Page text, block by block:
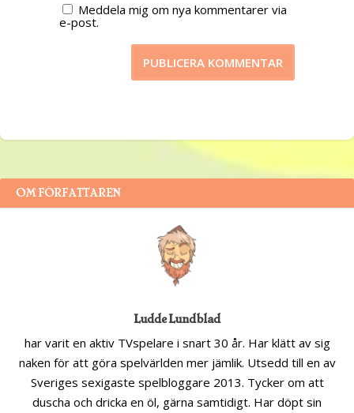
Meddela mig om nya kommentarer via
e-post.
OM FÖRFATTAREN
Ludde Lundblad
har varit en aktiv TVspelare i snart 30 år. Har klätt av sig
naken för att göra spelvärlden mer jämlik. Utsedd till en av
Sveriges sexigaste spelbloggare 2013. Tycker om att
duscha och dricka en öl, gärna samtidigt. Har döpt sin